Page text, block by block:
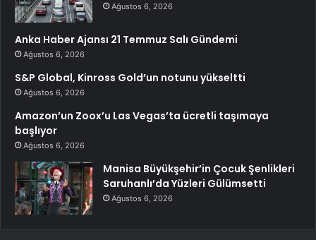
Ağustos 6, 2026
Anka Haber Ajansı 21 Temmuz Salı Gündemi
Ağustos 6, 2026
S&P Global, Kinross Gold’un notunu yükseltti
Ağustos 6, 2026
Amazon’un Zoox’u Las Vegas’ta ücretli taşımaya
başlıyor
Ağustos 6, 2026
Manisa Büyükşehir’in Çocuk Şenlikleri
Saruhanlı’da Yüzleri Gülümsetti
Ağustos 6, 2026